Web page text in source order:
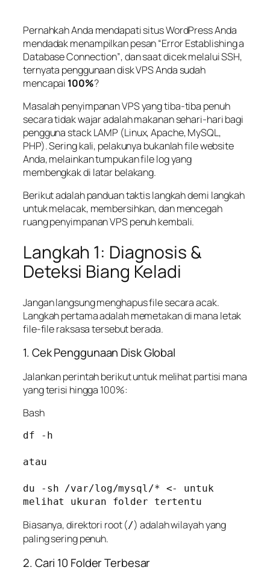
Pernahkah Anda mendapati situs WordPress Anda
mendadak menampilkan pesan“Error Establishing a
Database Connection”, dan saat dicek melalui SSH,
ternyata penggunaan disk VPS Anda sudah
mencapai 100%?
Masalah penyimpanan VPS yang tiba-tiba penuh
secara tidak wajar adalah makanan sehari-hari bagi
pengguna stackLAMP (Linux, Apache, MySQL,
PHP). Sering kali, pelakunya bukanlah file website
Anda, melainkan tumpukan file log yang
membengkak di latar belakang.
Berikut adalah panduan taktis langkah demi langkah
untuk melacak, membersihkan, dan mencegah
ruang penyimpanan VPS penuh kembali.
Langkah 1: Diagnosis &
Deteksi Biang Keladi
Jangan langsung menghapus file secara acak.
Langkah pertama adalah memetakan di mana letak
file-file raksasa tersebut berada.
1. Cek Penggunaan Disk Global
Jalankan perintah berikut untuk melihat partisi mana
yang terisi hingga 100%:
Bash
df -h
atau
du -sh /var/log/mysql/* <- untuk
melihat ukuran folder tertentu
Biasanya, direktori root (/) adalah wilayah yang
paling sering penuh.
2. Cari 10 Folder Terbesar